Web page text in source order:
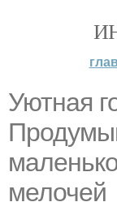
Уютная
мелочей